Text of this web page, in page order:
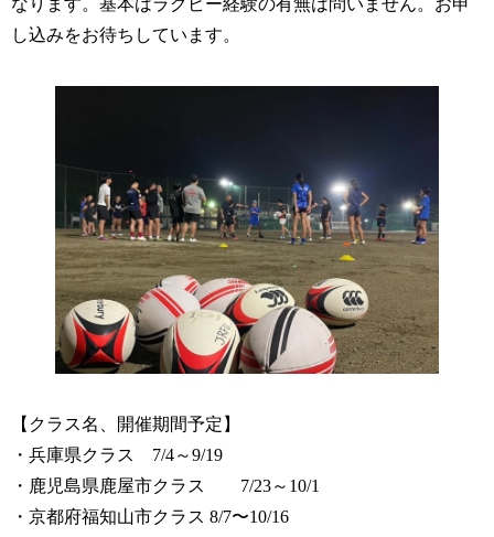
なります。基本はラグビー経験の有無は問いません。お申
し込みをお待ちしています。
【クラス名、開催期間予定】
・兵庫県クラス 7/4～9/19
・鹿児島県鹿屋市クラス 7/23～10/1
・京都府福知山市クラス 8/7〜10/16